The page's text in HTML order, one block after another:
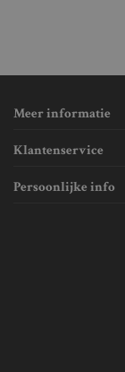
Meer informatie
Klantenservice
Persoonlijke info